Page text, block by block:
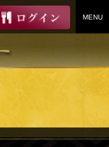
MENU